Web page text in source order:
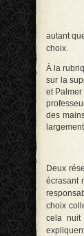
autant
choix.
À la
sur la
et
des
Deux
écrasant
choix
cela nuit